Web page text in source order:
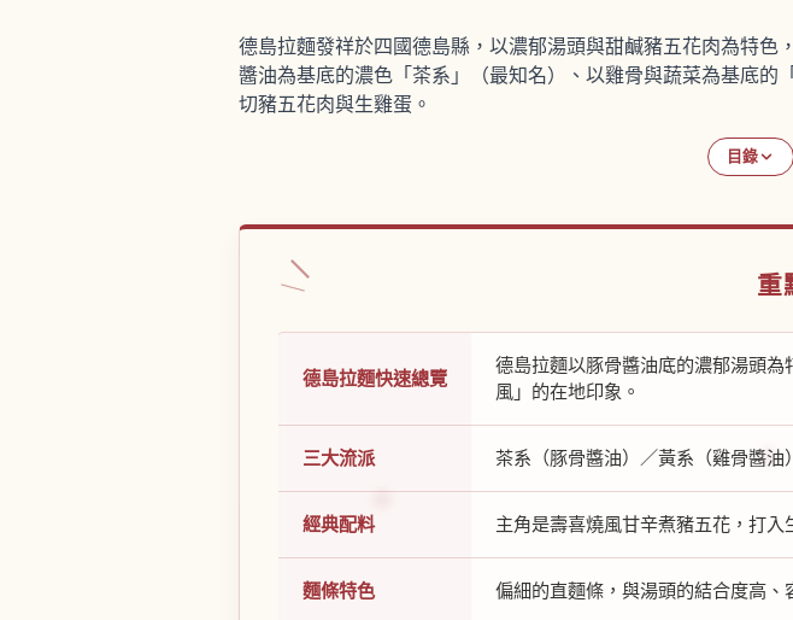
德島拉麵發祥於四國德島縣，以濃郁湯頭與甜鹹豬五花肉為特
醬油為基底的濃色「茶系」（最知名）、以雞骨與蔬菜為基底
切豬五花肉與生雞蛋。
目錄
重
德島拉麵快速總覽
德島拉麵以豚骨醬油底的濃郁湯頭
風」的在地印象。
三大流派 茶系（豚骨醬油）／黃系（雞骨醬油
經典配料 主角是壽喜燒風甘辛煮豬五花，打入
麵條特色 偏細的直麵條，與湯頭的結合度高、